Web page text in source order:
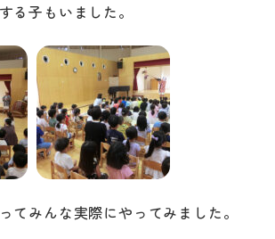
る子もいました。
てみんな実際にやってみました。